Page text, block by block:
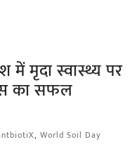
में मृदा स्वास्थ्य पर
का सफल
, World Soil Day